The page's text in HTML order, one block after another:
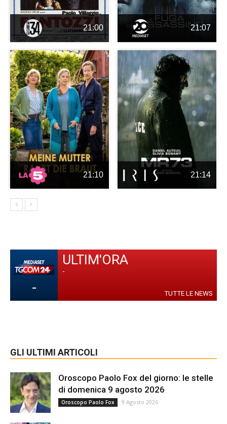
21:00 21:07
21:10 21:14
-
ULTIM'ORA
-
TUTTE LE NEWS
GLI ULTIMI ARTICOLI
Oroscopo Paolo Fox del giorno: le stelle
di domenica 9 agosto 2026
Oroscopo Paolo Fox 9 Agosto 2026